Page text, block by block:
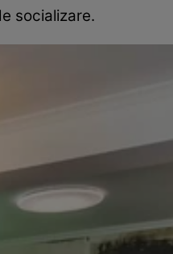
socializare.